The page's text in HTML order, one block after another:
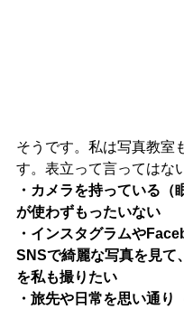
そうです。私は写真教室
す。表立って言ってはな
・カメラを持っている（
が使わずもったいない
・インスタグラムや
SNSで綺麗な写真を見て
を私も撮りたい
・旅先や日常を思い通り